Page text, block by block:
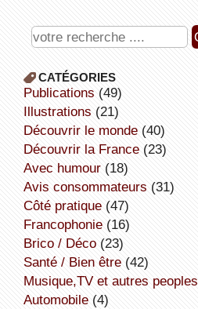
CATÉGORIES
publications (49)
illustrations (21)
découvrir le monde(40)
découvrir la France(23)
avec humour(18)
avis consommateurs (31)
côté pratique(47)
Francophonie(16)
Brico / Déco(23)
Santé / Bien être(42)
Musique,TV et autres peoples
Automobile(4)